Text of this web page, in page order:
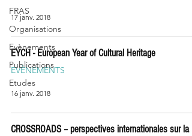
FRAS
Organisations
Evènements
Publications
Etudes
17 janv. 2018
EYCH - European Year of Cultural Heritage
EVÈNEMENTS
16 janv. 2018
CROSSROADS – perspectives internationales sur la